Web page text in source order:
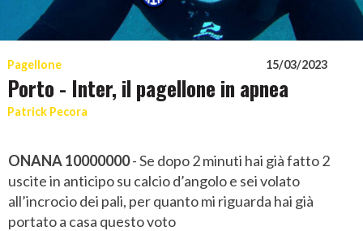
Pagellone 15/03/2023
Porto - Inter, il pagellone in apnea
Patrick Pecora
ONANA 10000000- Se dopo 2 minuti hai già fatto 2
uscite in anticipo su calcio d’angolo e sei volato
all’incrocio dei pali, per quanto mi riguarda hai già
portato a casa questo voto